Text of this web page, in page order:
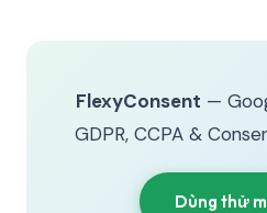
FlexyConsent —
GDPR, CCPA &
Dùng thử